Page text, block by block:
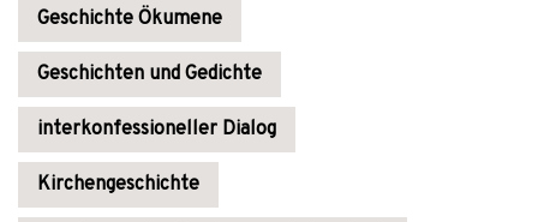
Geschichte Ökumene
Geschichten und Gedichte
interkonfessioneller Dialog
Kirchengeschichte